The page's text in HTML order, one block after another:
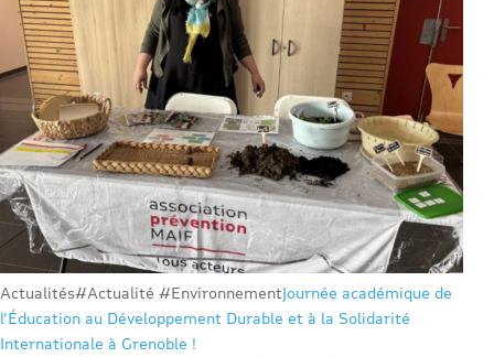
Actualités#Actualité #EnvironnementJournée académique de
l’Éducation au Développement Durable et à la Solidarité
Internationale à Grenoble !